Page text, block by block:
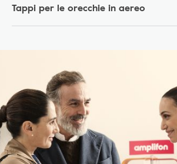
Tappi per le orecchie in aereo